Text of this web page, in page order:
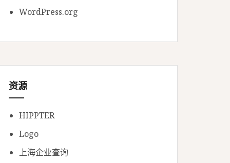
WordPress.org
资源
HIPPTER
Logo
上海企业查询